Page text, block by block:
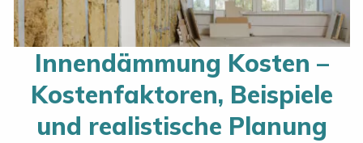
Innendämmung Kosten –
Kostenfaktoren, Beispiele
und realistische Planung